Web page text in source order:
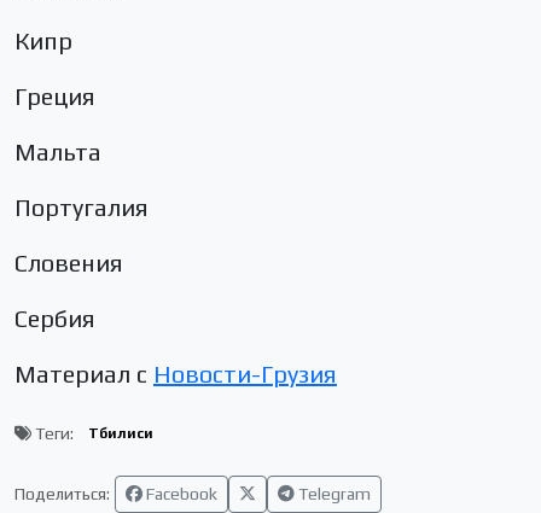
Кипр
Греция
Мальта
Португалия
Словения
Сербия
Материал с Новости-Грузия
Теги: Тбилиси
Поделиться: Facebook Telegram